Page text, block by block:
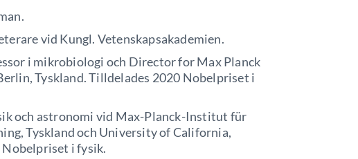
vid Kungl. Vetenskapsakademien.
i mikrobiologi och Director for Max Planck
Tyskland. Tilldelades 2020 Nobelpriset i
och astronomi vid Max-Planck-Institut für
Tyskland och University of California,
Nobelpriset i fysik.